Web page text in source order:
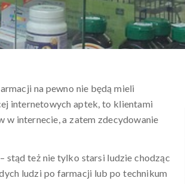
na pewno nie będą mieli
internetowych aptek, to klientami
w internecie, a zatem zdecydowanie
stąd też nie tylko starsi ludzie chodząc
ludzi po farmacji lub po technikum